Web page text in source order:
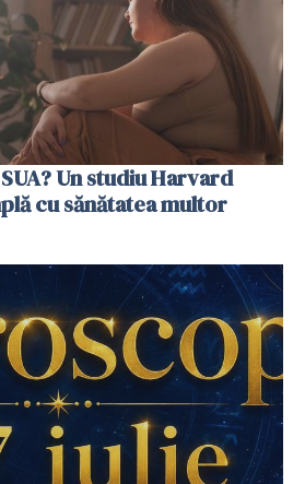
Un studiu Harvard
cu sănătatea multor